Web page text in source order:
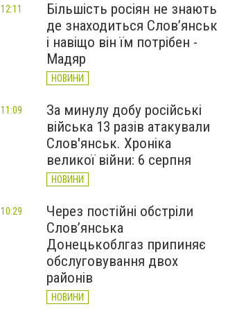
Більшість росіян не знають
де знаходиться Слов’янськ
і навіщо він їм потрібен -
Мадяр
НОВИНИ
12:11
За минулу добу російські
війська 13 разів атакували
Слов'янськ. Хроніка
великої війни: 6 серпня
НОВИНИ
11:09
Через постійні обстріли
Слов’янська
Донецькоблгаз припиняє
обслуговування двох
районів
НОВИНИ
10:29